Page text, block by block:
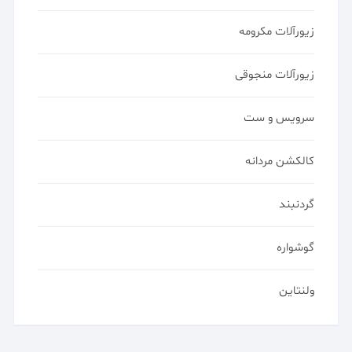
زیورآلات مکرومه
زیورآلات منجوقی
سرویس و ست
کالکشن مردانه
گردنبند
گوشواره
ولنتاین